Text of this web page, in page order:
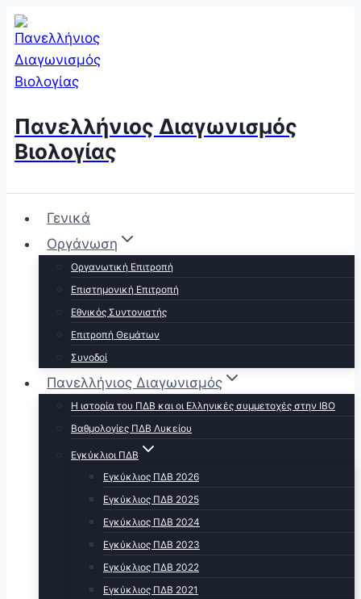
Skip
to
content
Πανελλήνιος Διαγωνισμός
Βιολογίας
Γενικά
Οργάνωση
Οργανωτική Επιτροπή
Επιστημονική Επιτροπή
Εθνικός Συντονιστής
Επιτροπή Θεμάτων
Συνοδοί
Πανελλήνιος Διαγωνισμός
Η ιστορία του ΠΔΒ και οι Ελληνικές συμμετοχές στην ΙΒΟ
Βαθμολογίες ΠΔΒ Λυκείου
Εγκύκλιοι ΠΔΒ
Εγκύκλιος ΠΔΒ 2026
Εγκύκλιος ΠΔΒ 2025
Εγκύκλιος ΠΔΒ 2024
Εγκύκλιος ΠΔΒ 2023
Εγκύκλιος ΠΔΒ 2022
Εγκύκλιος ΠΔΒ 2021